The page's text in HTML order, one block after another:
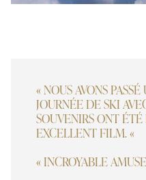
« NOUS AVONS
JOURNÉE DE SKI
SOUVENIRS ONT
EXCELLENT FILM. «
« INCROYABLE